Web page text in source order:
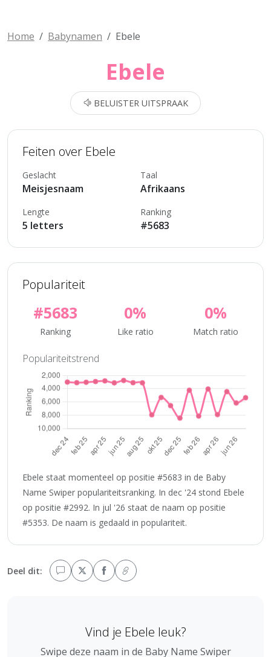
Home Babynamen Ebele
Ebele
BELUISTER UITSPRAAK
Feiten over Ebele
Geslacht
Meisjesnaam
Taal
Afrikaans
Lengte
5 letters
Ranking
#5683
Populariteit
#5683
Ranking
0%
Like ratio
0%
Match ratio
Populariteitstrend
Ebele staat momenteel op positie #5683 in de Baby
Name Swiper populariteitsranking. In dec '24 stond Ebele
op positie #2992. In jul '26 staat de naam op positie
#5353. De naam is gedaald in populariteit.
Deel dit:
Vind je Ebele leuk?
Swipe deze naam in de Baby Name Swiper